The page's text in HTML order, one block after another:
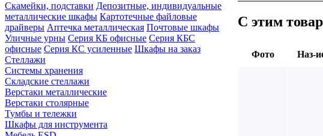
Скамейки, подставки Депозитные, индивидуальные
металлические шкафы Картотечные файловые
драйверы Аптечка металлическая Почтовые шкафы
Уличные урны Серия КБ офисные Серия КБС
офисные Серия КC усиленные Шкафы на заказ
Стеллажи
Системы хранения
Складские стеллажи
Верстаки металлические
Верстаки столярные
Тумбы и тележки
Шкафы для инструмента
С этим
Фото Наз-